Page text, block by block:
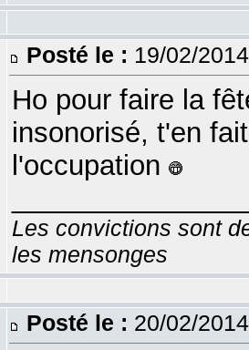
Posté le : 19/02/
Ho pour faire la
insonorisé, t'en
l'occupation
Les convictions sont
les mensonges
Posté le : 20/02/